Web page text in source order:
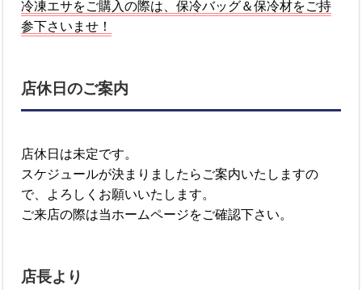
冷凍エサをご購入の際は、保冷バッグ＆保冷材をご持
参下さいませ！
店休日のご案内
店休日は未定です。
スケジュールが決まりましたらご案内いたしますの
で、よろしくお願いいたします。
ご来店の際は当ホームページをご確認下さい。
店長より